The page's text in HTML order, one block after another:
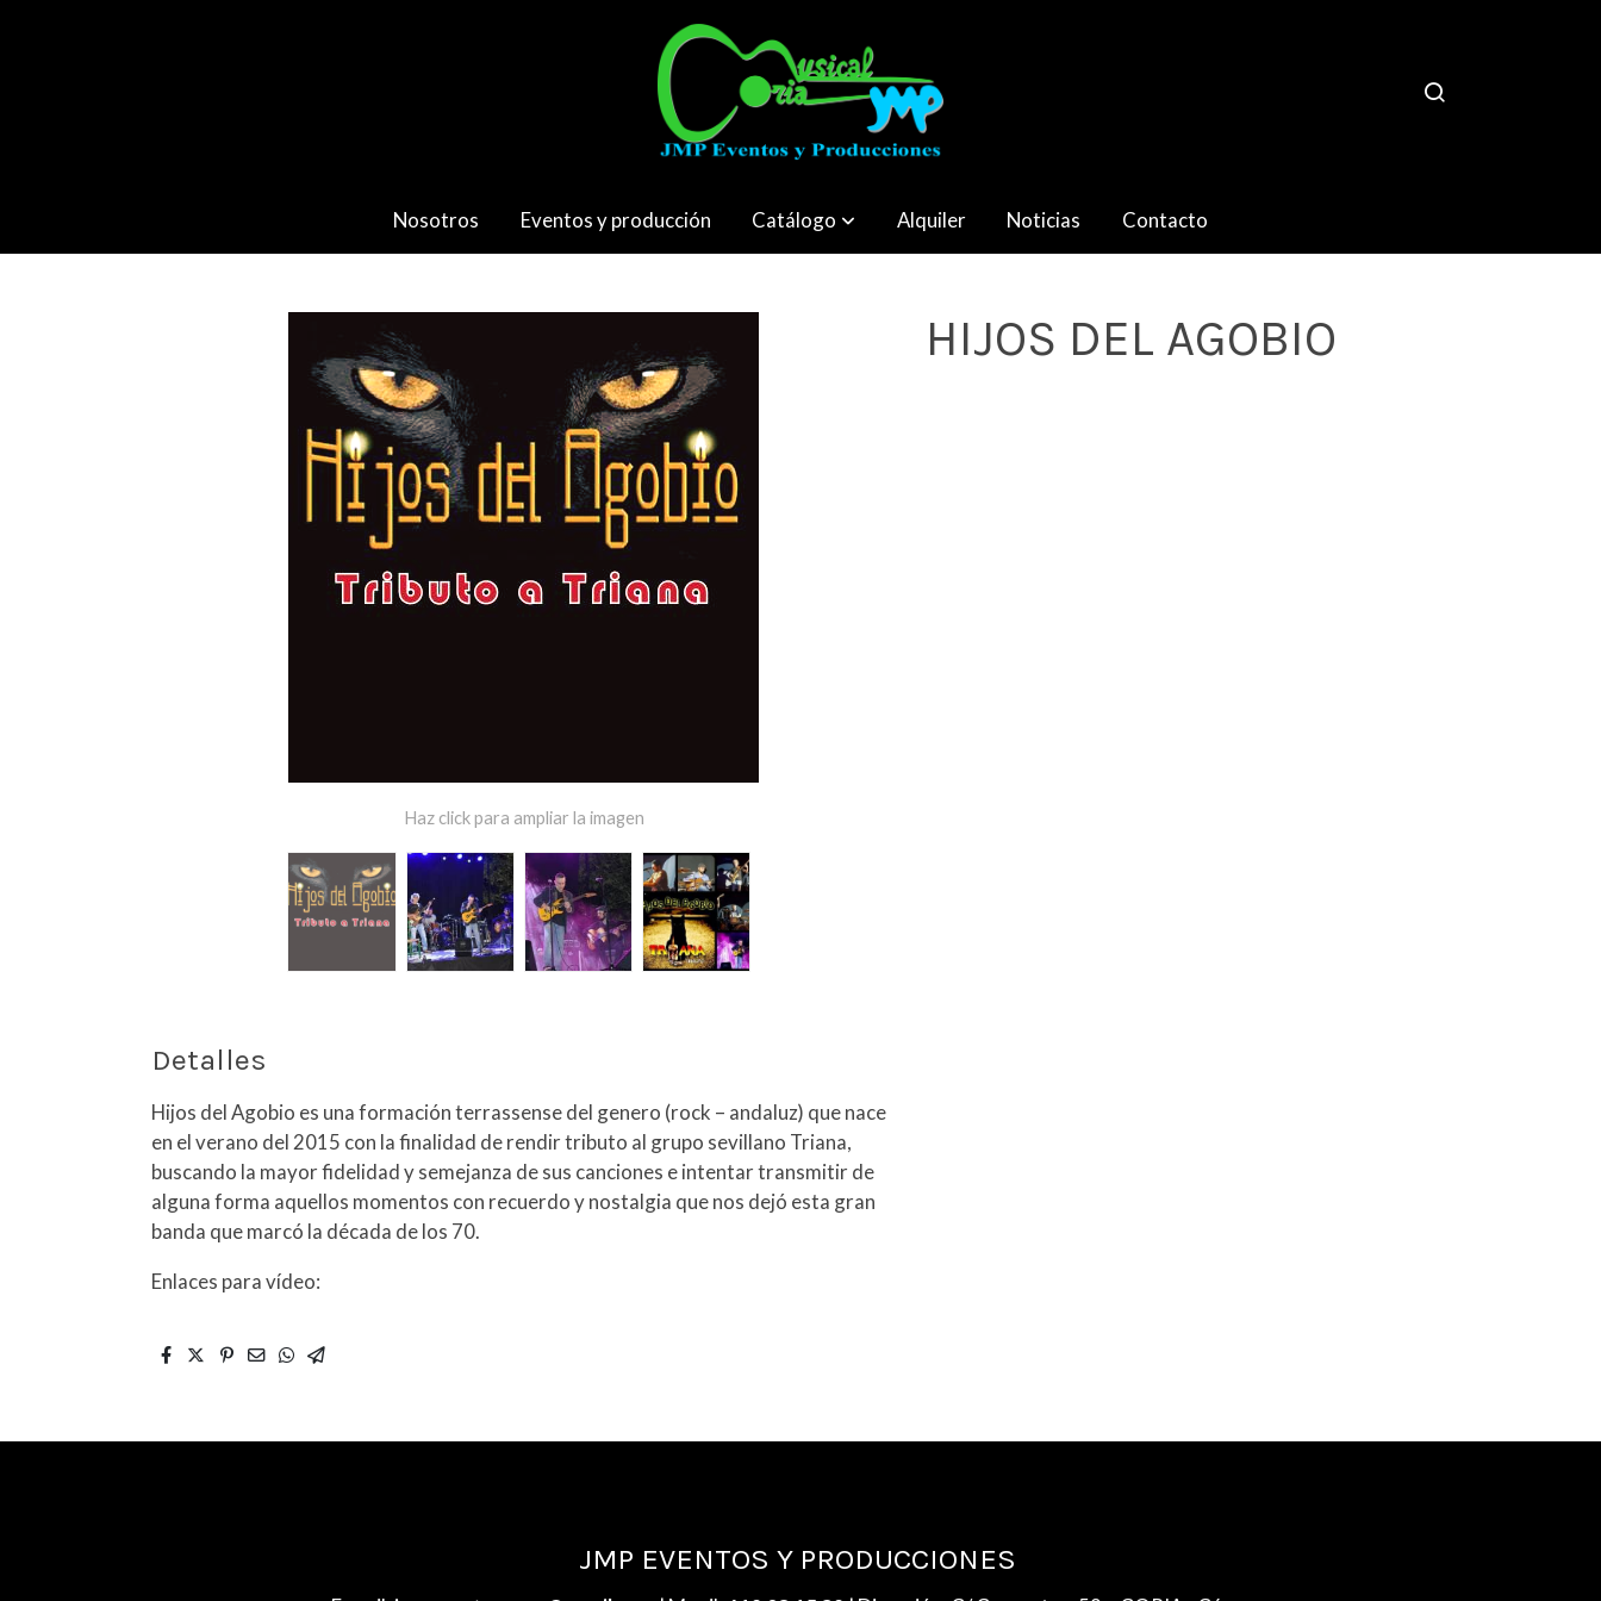
Nosotros Eventos y producción Catálogo Alquiler Noticias Contacto
HIJOS DEL AGOBIO
Haz click para ampliar la imagen
Detalles
Hijos del Agobio es una formación terrassense del genero (rock – andaluz) que nace
en el verano del 2015 con la finalidad de rendir tributo al grupo sevillano Triana,
buscando la mayor fidelidad y semejanza de sus canciones e intentar transmitir de
alguna forma aquellos momentos con recuerdo y nostalgia que nos dejó esta gran
banda que marcó la década de los 70.
Enlaces para vídeo:
HIJOS DEL AGOBIO
JMP EVENTOS Y PRODUCCIONES